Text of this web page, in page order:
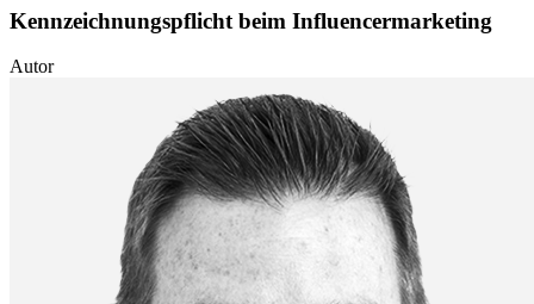
Kennzeichnungspflicht beim Influencermarketing
Autor